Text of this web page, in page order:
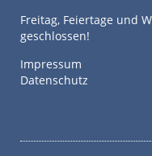
Freitag, Feiertage und
geschlossen!
Impressum
Datenschutz